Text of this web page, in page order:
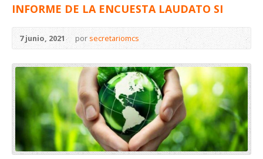
INFORME DE LA ENCUESTA LAUDATO SI
7 junio, 2021 porsecretariomcs